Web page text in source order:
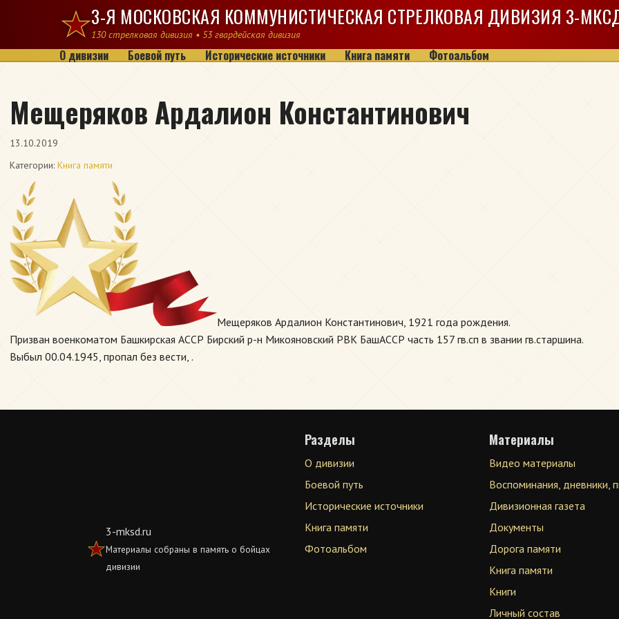
Перейти к содержимому3-Я МОСКОВСКАЯ КОММУНИСТИЧЕСКАЯ СТРЕЛКОВАЯ ДИВИЗИЯ 3-
130 стрелковая дивизия • 53 гвардейская дивизия
О дивизии Боевой путь Исторические источники Книга памяти Фотоальбом
Мещеряков Ардалион Константинович
13.10.2019
Категории: Книга памяти
Мещеряков Ардалион Константинович, 1921 года рождения.
Призван военкоматом Башкирская АССР Бирский р-н Микояновский РВК БашАССР часть 157 гв.сп в звании гв.старшина.
Выбыл 00.04.1945, пропал без вести, .
3-mksd.ru
Материалы собраны в память о бойцах
дивизии
Разделы
О дивизии
Боевой путь
Исторические источники
Книга памяти
Фотоальбом
Материалы
Видео материалы
Воспоминания, дневники,
Дивизионная газета
Документы
Дорога памяти
Книга памяти
Книги
Личный состав